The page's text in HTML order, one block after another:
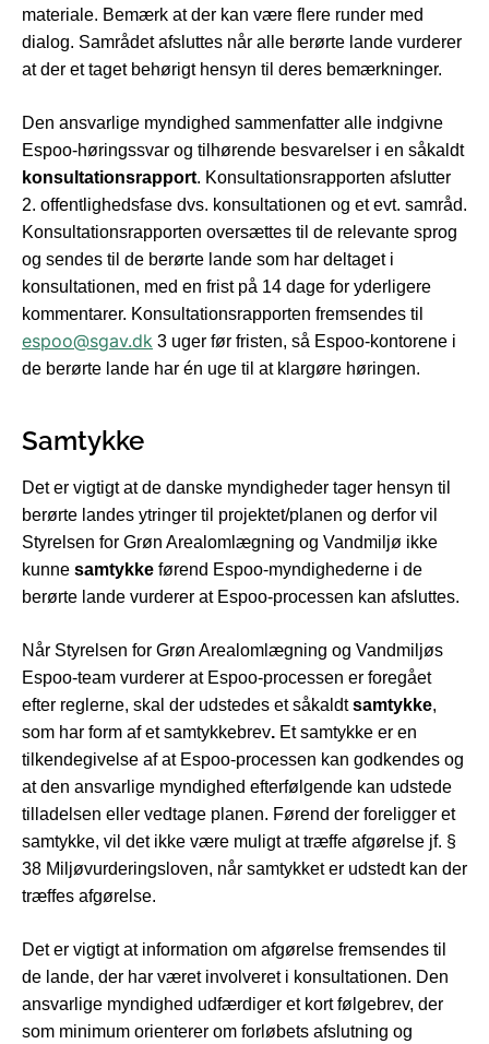
materiale. Bemærk at der kan være flere runder med
dialog. Samrådet afsluttes når alle berørte lande vurderer
at der et taget behørigt hensyn til deres bemærkninger.
Den ansvarlige myndighed sammenfatter alle indgivne
Espoo-høringssvar og tilhørende besvarelser i en såkaldt
konsultationsrapport. Konsultationsrapporten afslutter
2. offentlighedsfase dvs. konsultationen og et evt. samråd.
Konsultationsrapporten oversættes til de relevante sprog
og sendes til de berørte lande som har deltaget i
konsultationen, med en frist på 14 dage for yderligere
kommentarer. Konsultationsrapporten fremsendes til
espoo@sgav.dk 3 uger før fristen, så Espoo-kontorene i
de berørte lande har én uge til at klargøre høringen.
Samtykke
Det er vigtigt at de danske myndigheder tager hensyn til
berørte landes ytringer til projektet/planen og derfor vil
Styrelsen for Grøn Arealomlægning og Vandmiljø ikke
kunne samtykke førend Espoo-myndighederne i de
berørte lande vurderer at Espoo-processen kan afsluttes.
Når Styrelsen for Grøn Arealomlægning og Vandmiljøs
Espoo-team vurderer at Espoo-processen er foregået
efter reglerne, skal der udstedes et såkaldtsamtykke,
som har form af et samtykkebrev. Et samtykke er en
tilkendegivelse af at Espoo-processen kan godkendes og
at den ansvarlige myndighed efterfølgende kan udstede
tilladelsen eller vedtage planen. Førend der foreligger et
samtykke, vil det ikke være muligt at træffe afgørelse jf. §
38 Miljøvurderingsloven, når samtykket er udstedt kan der
træffes afgørelse.
Det er vigtigt at information om afgørelse fremsendes til
de lande, der har været involveret i konsultationen. Den
ansvarlige myndighed udfærdiger et kort følgebrev, der
som minimum orienterer om forløbets afslutning og